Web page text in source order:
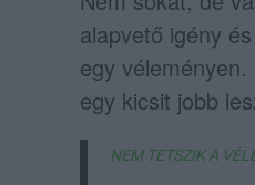
alapvető igény
egy
egy kicsit jobb
NEM TETSZIK A